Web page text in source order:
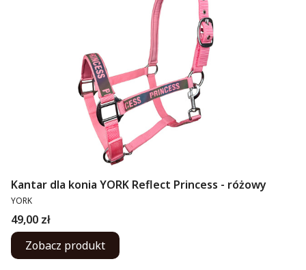
Kantar dla konia YORK Reflect Princess - różowy
PRODUCENT
YORK
Cena
49,00 zł
Zobacz produkt